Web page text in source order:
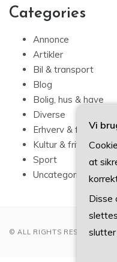
Categories
Annonce
Artikler
Bil & transport
Blog
Bolig, hus & have
Diverse
Erhverv & forbrug
Kultur & fritid
Sport
Uncategorized
© ALL RIGHTS RESERVED
Vi
at
Disse